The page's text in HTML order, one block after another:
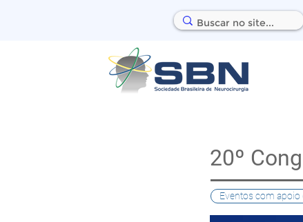
20º
Eventos com apoio